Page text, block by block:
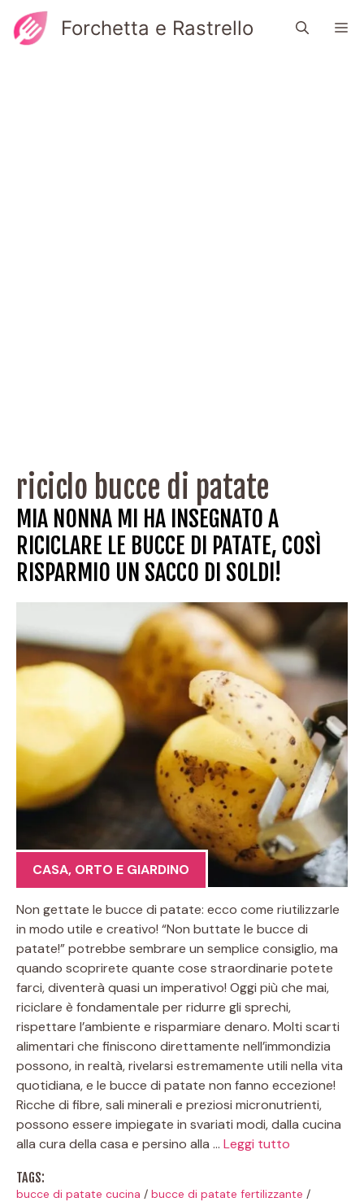
contenuto
Forchetta e Rastrello
riciclo bucce di patate
MIA NONNA MI HA INSEGNATO A
RICICLARE LE BUCCE DI PATATE, COSÌ
RISPARMIO UN SACCO DI SOLDI!
CASA, ORTO E GIARDINO
Non gettate le bucce di patate: ecco come riutilizzarle
in modo utile e creativo! “Non buttate le bucce di
patate!” potrebbe sembrare un semplice consiglio, ma
quando scoprirete quante cose straordinarie potete
farci, diventerà quasi un imperativo! Oggi più che mai,
riciclare è fondamentale per ridurre gli sprechi,
rispettare l’ambiente e risparmiare denaro. Molti scarti
alimentari che finiscono direttamente nell’immondizia
possono, in realtà, rivelarsi estremamente utili nella vita
quotidiana, e le bucce di patate non fanno eccezione!
Ricche di fibre, sali minerali e preziosi micronutrienti,
possono essere impiegate in svariati modi, dalla cucina
alla cura della casa e persino alla … Leggi tutto
TAGS:
bucce di patate cucina / bucce di patate fertilizzante /